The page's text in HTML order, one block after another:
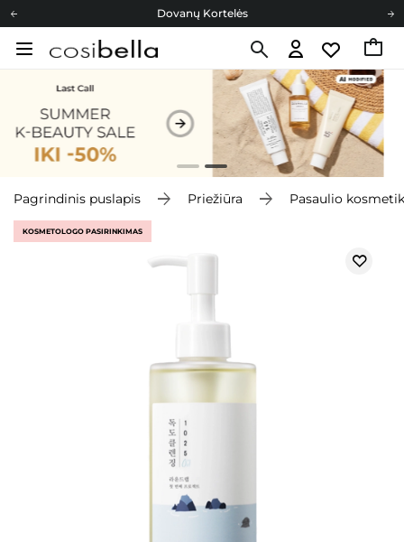
Dovanų Kortelės
Cosibella lojalumo programa
Dovanų Kortelės
Pagrindinis puslapis Priežiūra Pasaulio
KOSMETOLOGO PASIRINKIMAS